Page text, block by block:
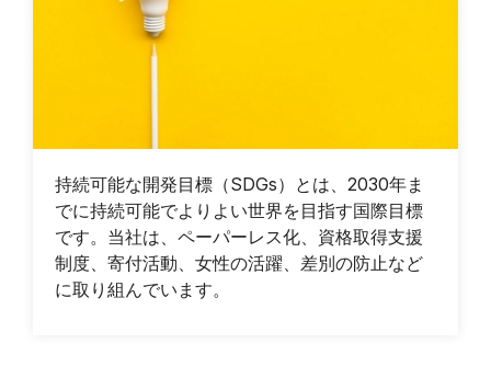
持続可能な開発目標（SDGs）とは、2030年ま
でに持続可能でよりよい世界を目指す国際目標
です。当社は、ペーパーレス化、資格取得支援
制度、寄付活動、女性の活躍、差別の防止など
に取り組んでいます。
sales@hung-shuh.com.tw